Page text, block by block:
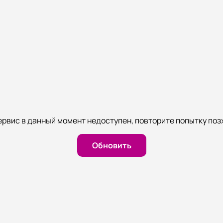
в данный момент недоступен, повторите попытку
Обновить